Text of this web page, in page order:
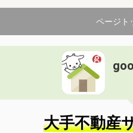
ページト
大手不動産